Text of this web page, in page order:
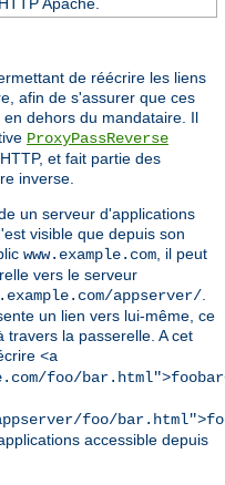
de réécrire les liens
afin de s'assurer que ces
dehors du mandataire. Il
ProxyPassReverse
et fait partie des
inverse.
un serveur d'applications
visible que depuis son
www.example.com , il peut
vers le serveur
appserver/
un lien vers lui-même, ce
travers la passerelle. A cet
<a
foo/
foo/
accessible depuis